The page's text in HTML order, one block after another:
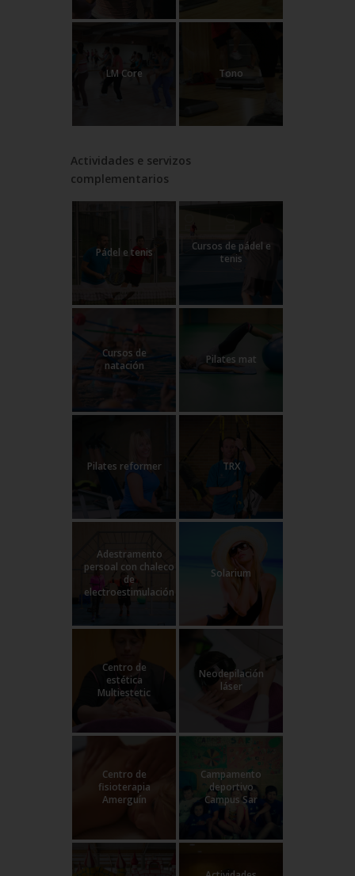
LM Core Tono
Actividades e servizos
complementarios
Pádel e tenis
Cursos de pádel e
tenis
Cursos de
natación
Pilates mat
Pilates reformer TRX
Adestramento
persoal con chaleco
de
electroestimulación
Solarium
Centro de
estética
Multiestetic
Neodepilación
láser
Centro de
fisioterapia
Amerguín
Campamento
deportivo
Campus Sar